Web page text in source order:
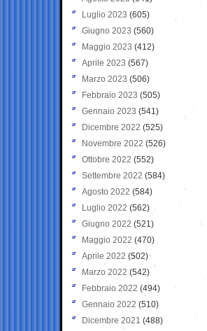
Luglio 2023 (605)
Giugno 2023 (560)
Maggio 2023 (412)
Aprile 2023 (567)
Marzo 2023 (506)
Febbraio 2023 (505)
Gennaio 2023 (541)
Dicembre 2022 (525)
Novembre 2022 (526)
Ottobre 2022 (552)
Settembre 2022 (584)
Agosto 2022 (584)
Luglio 2022 (562)
Giugno 2022 (521)
Maggio 2022 (470)
Aprile 2022 (502)
Marzo 2022 (542)
Febbraio 2022 (494)
Gennaio 2022 (510)
Dicembre 2021 (488)